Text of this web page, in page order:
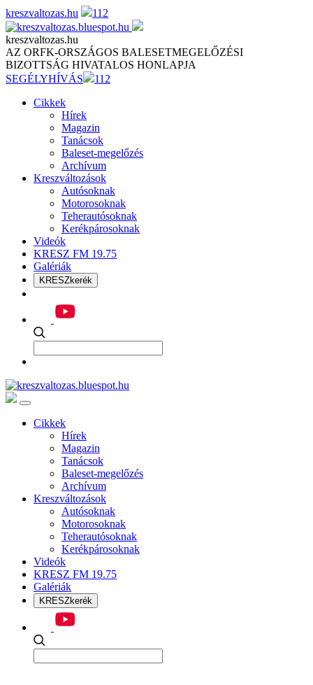
Skip
to
content
kreszvaltozas.hu 112
kreszvaltozas.hu
AZ ORFK-ORSZÁGOS BALESETMEGELŐZÉSI
BIZOTTSÁG HIVATALOS HONLAPJA
SEGÉLYHÍVÁS
112
Cikkek
Hírek
Magazin
Tanácsok
Baleset-megelőzés
Archívum
Kreszváltozások
Autósoknak
Motorosoknak
Teherautósoknak
Kerékpárosoknak
Videók
KRESZ FM 19.75
Galériák
KRESZkerék
Cikkek
Hírek
Magazin
Tanácsok
Baleset-megelőzés
Archívum
Kreszváltozások
Autósoknak
Motorosoknak
Teherautósoknak
Kerékpárosoknak
Videók
KRESZ FM 19.75
Galériák
KRESZkerék